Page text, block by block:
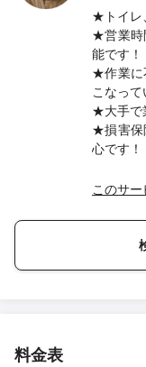
★トイレ
★営業時
能です！
★作業に
こなって
★大手で
★損害保
心です！
このサ
料金表